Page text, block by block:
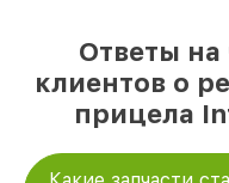
Ответы
клиентов о
прицела